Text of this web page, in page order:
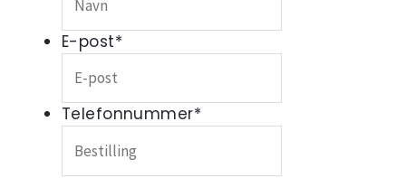
E-post*
Telefonnummer*